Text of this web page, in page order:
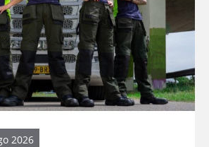
2026